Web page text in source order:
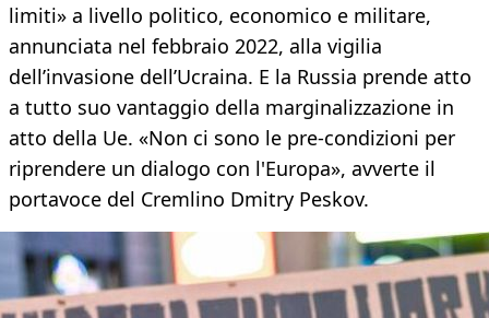
limiti» a livello politico, economico e militare,
annunciata nel febbraio 2022, alla vigilia
dell’invasione dell’Ucraina. E la Russia prende atto
a tutto suo vantaggio della marginalizzazione in
atto della Ue. «Non ci sono le pre-condizioni per
riprendere un dialogo con l'Europa», avverte il
portavoce del Cremlino Dmitry Peskov.